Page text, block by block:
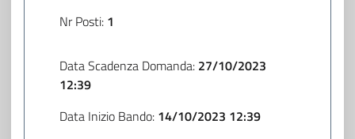
Nr Posti: 1
Data Scadenza Domanda: 27/10/2023
12:39
Data Inizio Bando: 14/10/2023 12:39